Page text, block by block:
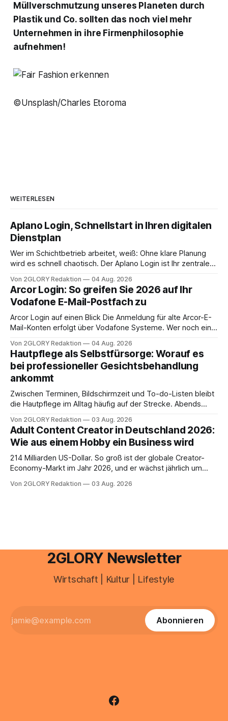
Müllverschmutzung unseres Planeten durch
Plastik und Co. sollten das noch viel mehr
Unternehmen in ihre Firmenphilosophie
aufnehmen!
©Unsplash/Charles Etoroma
WEITERLESEN
Aplano Login, Schnellstart in Ihren digitalen
Dienstplan
Wer im Schichtbetrieb arbeitet, weiß: Ohne klare Planung
wird es schnell chaotisch. Der Aplano Login ist Ihr zentraler
abwesenheiten und die gesamte kommunikation rund um
Ihr personal digital zu organisieren. In diesem Leitfaden
erfahren Sie alles, was Sie für einen reibungslosen Einstieg
brauchen, von der Registrierung
Von 2GLORY Redaktion 04 Aug. 2026
Arcor Login: So greifen Sie 2026 auf Ihr
Vodafone E-Mail-Postfach zu
Arcor Login auf einen Blick Die Anmeldung für alte Arcor-E-
Mail-Konten erfolgt über Vodafone Systeme. Wer noch eine
besitzt, loggt sich heute über das Vodafone E-Mail & Cloud
Portal ein. Der klassische Arcor Login über mail.
Von 2GLORY Redaktion 04 Aug. 2026
Hautpflege als Selbstfürsorge: Worauf es
bei professioneller Gesichtsbehandlung
ankommt
Zwischen Terminen, Bildschirmzeit und To-do-Listen bleibt
die Hautpflege im Alltag häufig auf der Strecke. Abends
Drogerie – mehr ist zeitlich oft nicht drin. Dabei reagiert die
Haut empfindlich auf Stress, Schlafmangel und
Umwelteinflüsse: Sie wirkt müde, spannt oder neigt zu
Unreinheiten. Professionelle
Von 2GLORY Redaktion 03 Aug. 2026
Adult Content Creator in Deutschland 2026:
Wie aus einem Hobby ein Business wird
214 Milliarden US-Dollar. So groß ist der globale Creator-
Economy-Markt im Jahr 2026, und er wächst jährlich um
ist längst ein ernstzunehmender Wirtschaftszweig. Weltweit
Von 2GLORY Redaktion 03 Aug. 2026
2GLORY Newsletter
Wirtschaft | Kultur | Lifestyle
Abonnieren